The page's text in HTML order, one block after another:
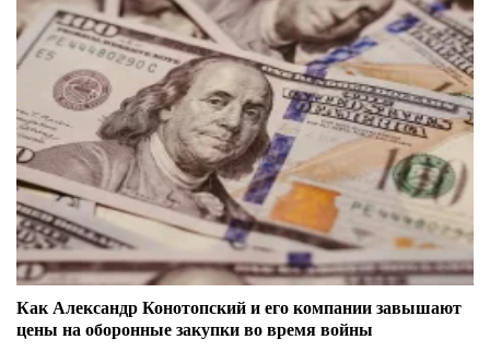
Как Александр Конотопский и его компании завышают
цены на оборонные закупки во время войны